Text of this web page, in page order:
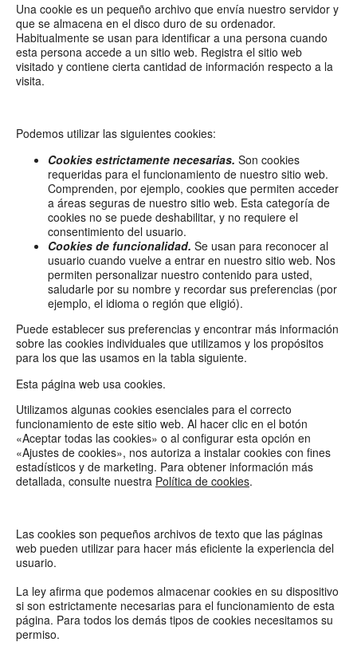
Una cookie es un pequeño archivo que envía nuestro servidor y
que se almacena en el disco duro de su ordenador.
Habitualmente se usan para identificar a una persona cuando
esta persona accede a un sitio web. Registra el sitio web
visitado y contiene cierta cantidad de información respecto a la
visita.
Podemos utilizar las siguientes cookies:
Cookies estrictamente necesarias. Son cookies
requeridas para el funcionamiento de nuestro sitio web.
Comprenden, por ejemplo, cookies que permiten acceder
a áreas seguras de nuestro sitio web. Esta categoría de
cookies no se puede deshabilitar, y no requiere el
consentimiento del usuario.
Cookies de funcionalidad. Se usan para reconocer al
usuario cuando vuelve a entrar en nuestro sitio web. Nos
permiten personalizar nuestro contenido para usted,
saludarle por su nombre y recordar sus preferencias (por
ejemplo, el idioma o región que eligió).
Puede establecer sus preferencias y encontrar más información
sobre las cookies individuales que utilizamos y los propósitos
para los que las usamos en la tabla siguiente.
Esta página web usa cookies.
Utilizamos algunas cookies esenciales para el correcto
funcionamiento de este sitio web. Al hacer clic en el botón
«Aceptar todas las cookies» o al configurar esta opción en
«Ajustes de cookies», nos autoriza a instalar cookies con fines
estadísticos y de marketing. Para obtener información más
detallada, consulte nuestra Política de cookies.
Las cookies son pequeños archivos de texto que las páginas
web pueden utilizar para hacer más eficiente la experiencia del
usuario.
La ley afirma que podemos almacenar cookies en su dispositivo
si son estrictamente necesarias para el funcionamiento de esta
página. Para todos los demás tipos de cookies necesitamos su
permiso.